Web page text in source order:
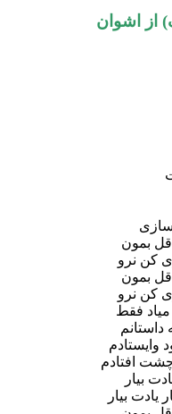
از اشوان
بمون
کن نرو
بمون
کن نرو
فقط
داستانم
وایستادم
افتادم
بیار
بیار